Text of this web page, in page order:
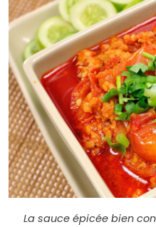
La sauce épicée bien